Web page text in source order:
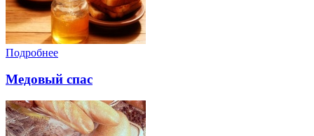
Подробнее
Медовый спас